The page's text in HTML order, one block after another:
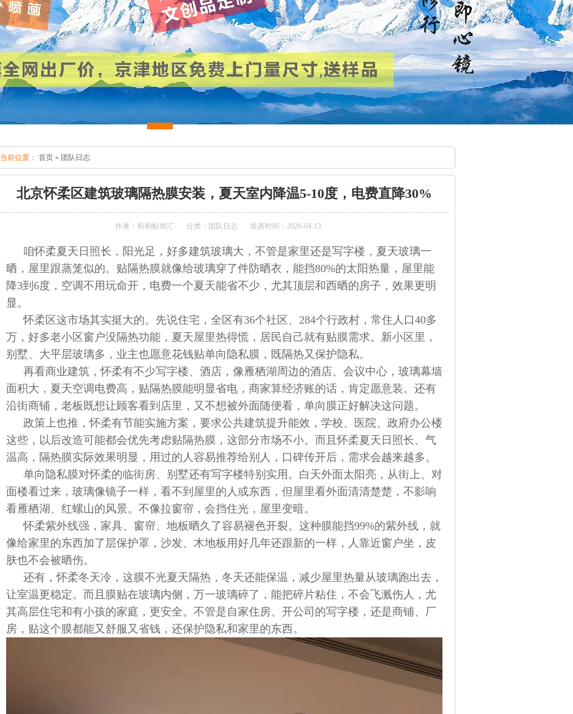
1
当前位置： 首页 » 团队日志
北京怀柔区建筑玻璃隔热膜安装，夏天室内降温5-10度，电费直降30%
作者：和和帖饰汇 分类：团队日志 发表时间：2026-04-13
咱怀柔夏天日照长，阳光足，好多建筑玻璃大，不管是家里还是写字楼，夏天玻璃一
晒，屋里跟蒸笼似的。贴隔热膜就像给玻璃穿了件防晒衣，能挡80%的太阳热量，屋里能
降3到6度，空调不用玩命开，电费一个夏天能省不少，尤其顶层和西晒的房子，效果更明
显。
怀柔区这市场其实挺大的。先说住宅，全区有36个社区、284个行政村，常住人口40多
万，好多老小区窗户没隔热功能，夏天屋里热得慌，居民自己就有贴膜需求。新小区里，
别墅、大平层玻璃多，业主也愿意花钱贴单向隐私膜，既隔热又保护隐私。
再看商业建筑，怀柔有不少写字楼、酒店，像雁栖湖周边的酒店、会议中心，玻璃幕墙
面积大，夏天空调电费高，贴隔热膜能明显省电，商家算经济账的话，肯定愿意装。还有
沿街商铺，老板既想让顾客看到店里，又不想被外面随便看，单向膜正好解决这问题。
政策上也推，怀柔有节能实施方案，要求公共建筑提升能效，学校、医院、政府办公楼
这些，以后改造可能都会优先考虑贴隔热膜，这部分市场不小。而且怀柔夏天日照长、气
温高，隔热膜实际效果明显，用过的人容易推荐给别人，口碑传开后，需求会越来越多。
单向隐私膜对怀柔的临街房、别墅还有写字楼特别实用。白天外面太阳亮，从街上、对
面楼看过来，玻璃像镜子一样，看不到屋里的人或东西，但屋里看外面清清楚楚，不影响
看雁栖湖、红螺山的风景。不像拉窗帘，会挡住光，屋里变暗。
怀柔紫外线强，家具、窗帘、地板晒久了容易褪色开裂。这种膜能挡99%的紫外线，就
像给家里的东西加了层保护罩，沙发、木地板用好几年还跟新的一样，人靠近窗户坐，皮
肤也不会被晒伤。
还有，怀柔冬天冷，这膜不光夏天隔热，冬天还能保温，减少屋里热量从玻璃跑出去，
让室温更稳定。而且膜贴在玻璃内侧，万一玻璃碎了，能把碎片粘住，不会飞溅伤人，尤
其高层住宅和有小孩的家庭，更安全。不管是自家住房、开公司的写字楼，还是商铺、厂
房，贴这个膜都能又舒服又省钱，还保护隐私和家里的东西。